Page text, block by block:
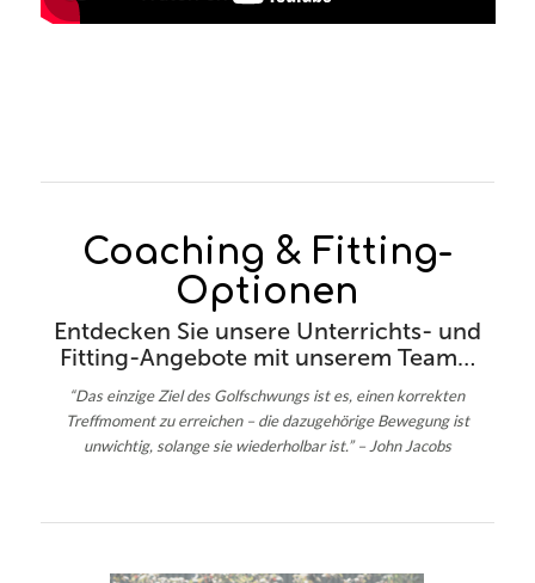
Coaching & Fitting-
Optionen
Entdecken Sie unsere Unterrichts- und
Fitting-Angebote mit unserem Team…
“Das einzige Ziel des Golfschwungs ist es, einen korrekten
Treffmoment zu erreichen – die dazugehörige Bewegung ist
unwichtig, solange sie wiederholbar ist.” – John Jacobs